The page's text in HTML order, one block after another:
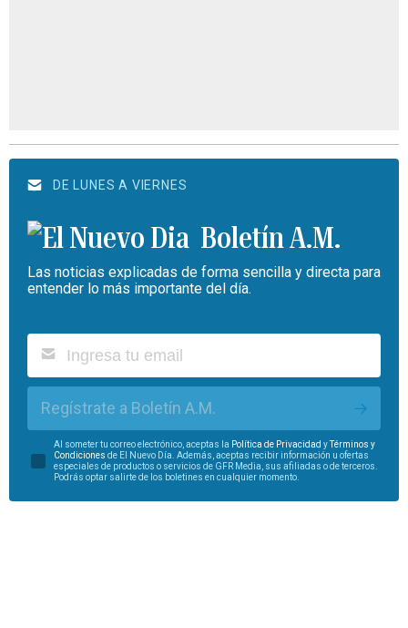
DE LUNES A VIERNES
Boletín A.M.
Las noticias explicadas de forma sencilla y directa para
entender lo más importante del día.
Regístrate a Boletín A.M.
Al someter tu correo electrónico, aceptas la Política de Privacidad yTérminos y
Condiciones de El Nuevo Día. Además, aceptas recibir información u ofertas
especiales de productos o servicios de GFR Media, sus afiliadas o de terceros.
Podrás optar salirte de los boletines en cualquier momento.